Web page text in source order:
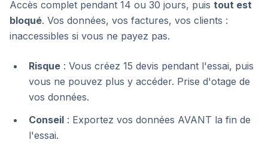
Accès complet pendant 14 ou 30 jours, puis tout est
bloqué. Vos données, vos factures, vos clients :
inaccessibles si vous ne payez pas.
Risque : Vous créez 15 devis pendant l'essai, puis
vous ne pouvez plus y accéder. Prise d'otage de
vos données.
Conseil : Exportez vos données AVANT la fin de
l'essai.